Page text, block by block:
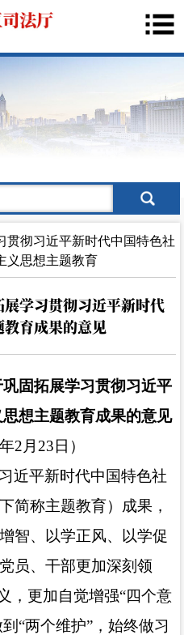
贯彻习近平新时代中国特色社
义思想主题教育
学习贯彻习近平新时代
育成果的意见
固拓展学习贯彻习近平
想主题教育成果的意见
年2 月 23日）
近平新时代中国特色社
简称主题教育）成果，
智、以学正风、以学促
员、干部更加深刻领
，更加自觉增强“四个意
“两个维护”，始终做习